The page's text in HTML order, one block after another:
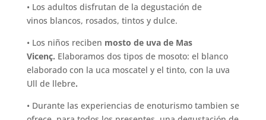
• Los adultos disfrutan de la degustación de
vinos blancos, rosados, tintos y dulce.
• Los niños reciben mosto de uva de Mas
Vicenç. Elaboramos dos tipos de mosoto: el blanco
elaborado con la uca moscatel y el tinto, con la uva
Ull de llebre.
• Durante las experiencias de enoturismo tambien se